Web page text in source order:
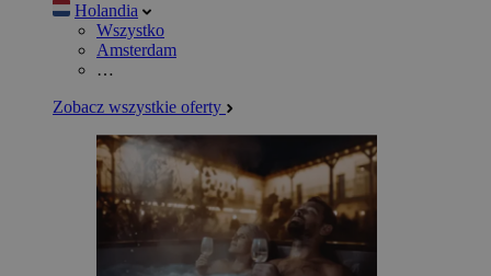
Holandia
Wszystko
Amsterdam
…
Zobacz wszystkie oferty